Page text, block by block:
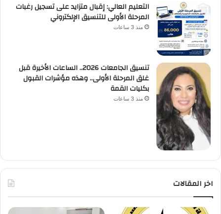
التعليم العالي: إقبال متزايد على تسجيل رغبات
المرحلة الأولى للتنسيق الإلكتروني
منذ 3 ساعات
تنسيق الجامعات 2026.. الساعات الأخيرة قبل
غلق المرحلة الأولى.. وهذه مؤشرات القبول
بكليات القمة
منذ 3 ساعات
اخر المقالات